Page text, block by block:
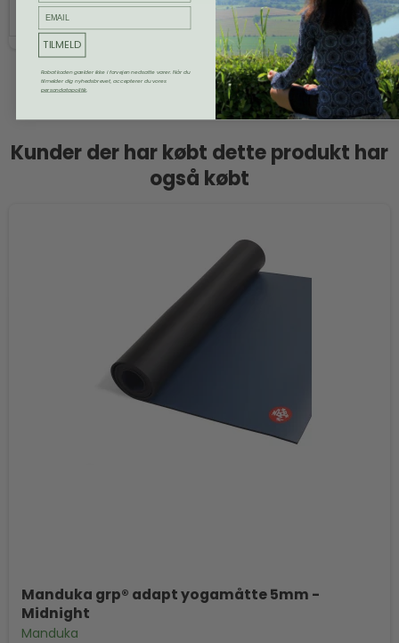
Kunder der har købt dette produkt har
også købt
Manduka grp® adapt yogamåtte 5mm -
Midnight
Manduka
email
TILMELD
Rabatkoden gælder ikke i forvejen nedsatte varer. Når du
tilmelder dig nyhedsbrevet, accepterer du vores
persondatapolitik.